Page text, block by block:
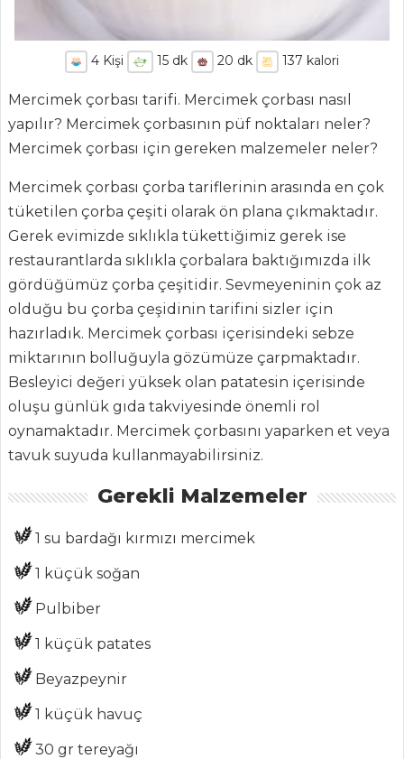
ANASAYFA
BLOG
Medya
Aktüel
Chefs
ŞEFİN TARİFLERİ
MENÜLER
Tüm
Kategoriler
PILAV VE
GÖKKUŞAĞI
4Kişi 15 dk 20 dk 137 kalori
Mercimek çorbası tarifi. Mercimek çorbası nasıl
yapılır? Mercimek çorbasının püf noktaları neler?
Mercimek çorbası için gereken malzemeler neler?
Mercimek çorbası çorba tariflerinin arasında en çok
tüketilen çorba çeşiti olarak ön plana çıkmaktadır.
Gerek evimizde sıklıkla tükettiğimiz gerek ise
restaurantlarda sıklıkla çorbalara baktığımızda ilk
gördüğümüz çorba çeşitidir. Sevmeyeninin çok az
olduğu bu çorba çeşidinin tarifini sizler için
hazırladık. Mercimek çorbası içerisindeki sebze
miktarının bolluğuyla gözümüze çarpmaktadır.
Besleyici değeri yüksek olan patatesin içerisinde
oluşu günlük gıda takviyesinde önemli rol
oynamaktadır. Mercimek çorbasını yaparken et veya
tavuk suyuda kullanmayabilirsiniz.
Gerekli Malzemeler
1 su bardağı kırmızı mercimek
1 küçük soğan
Pulbiber
1 küçük patates
Beyazpeynir
1 küçük havuç
30 gr tereyağı